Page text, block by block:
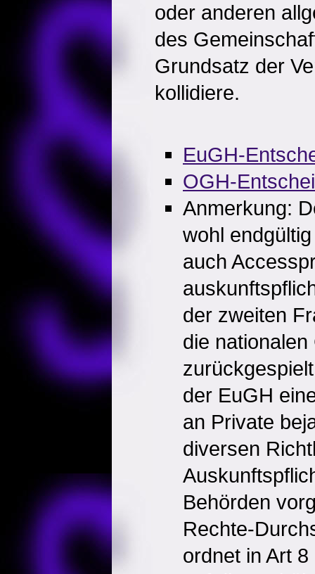
oder anderen
des
Grundsatz der
kollidiere.
EuGH-
OGH-
Anmerkung:
wohl
auch
der zweiten
die
der EuGH
an Private
diversen
Behörden
Rechte-
ordnet in Art